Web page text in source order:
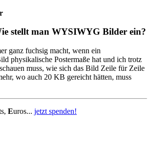
stellt man WYSIWYG Bilder ein?
ganz fuchsig macht, wenn ein
physikalische Postermaße hat und ich trotz
muss, wie sich das Bild Zeile für Zeile
wo auch 20 KB gereicht hätten, muss
Euros... jetzt spenden!